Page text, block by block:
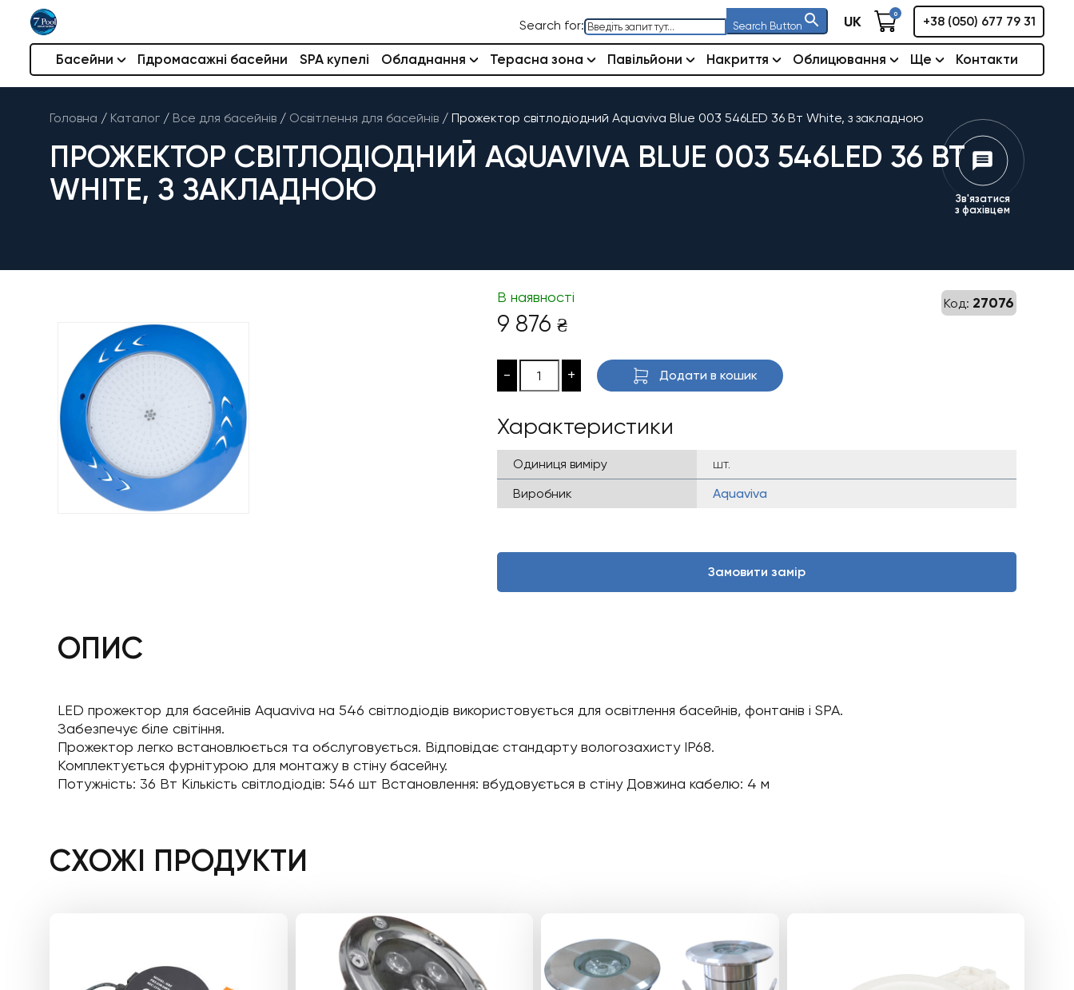
Search for: Search Button UK 0
+38 (050) 677 79 31
Басейни Гідромасажні басейни SPA купелі Обладнання Терасна зона Павільйони Накриття Облицювання Ще Контакти
Головна / Каталог / Все для басейнів / Освітлення для басейнів / Прожектор світлодіодний Aquaviva Blue 003 546LED 36 Вт White, з закладною
ПРОЖЕКТОР СВІТЛОДІОДНИЙ AQUAVIVA BLUE 003 546LED 36 ВТ
WHITE, З ЗАКЛАДНОЮ
Зв'язатися
з фахівцем
Код: 27076
В наявності
9 876 ₴
- + Додати в кошик
Характеристики
Одиниця виміру
шт.
Виробник
Aquaviva
Замовити замір
ОПИС
LED прожектор для басейнів Aquaviva на 546 світлодіодів використовується для освітлення басейнів, фонтанів і SPA.
Забезпечує біле світіння.
Прожектор легко встановлюється та обслуговується. Відповідає стандарту вологозахисту IP68.
Комплектується фурнітурою для монтажу в стіну басейну.
Потужність: 36 Вт Кількість світлодіодів: 546 шт Встановлення: вбудовується в стіну Довжина кабелю: 4 м
СХОЖІ ПРОДУКТИ